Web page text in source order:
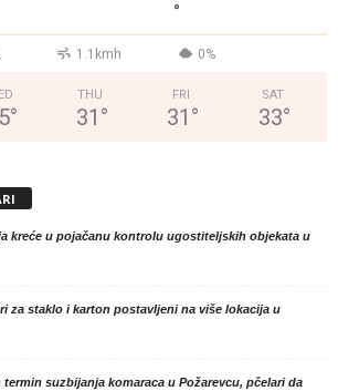
°
1.1kmh 0%
°
THU
31 °
FRI
31 °
SAT
33°
kreće u pojačanu kontrolu ugostiteljskih objekata u
za staklo i karton postavljeni na više lokacija u
termin suzbijanja komaraca u Požarevcu, pčelari da